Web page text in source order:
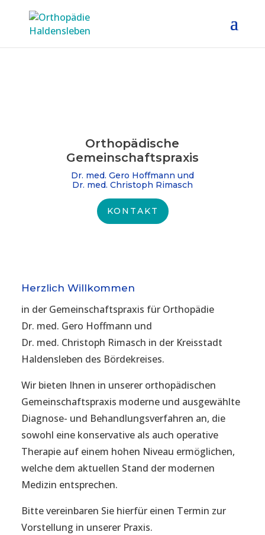
Orthopädische
Gemeinschafts­praxis
Dr. med. Gero Hoffmann und
Dr. med. Christoph Rimasch
KONTAKT
Herzlich Willkommen
in der Gemeinschaftspraxis für Orthopädie
Dr. med. Gero Hoffmann und
Dr. med. Christoph Rimasch in der Kreisstadt
Haldensleben des Bördekreises.
Wir bieten Ihnen in unserer orthopädischen
Gemeinschaftspraxis moderne und ausgewählte
Diagnose- und Behandlungsverfahren an, die
sowohl eine konservative als auch operative
Therapie auf einem hohen Niveau ermöglichen,
welche dem aktuellen Stand der modernen
Medizin entsprechen.
Bitte vereinbaren Sie hierfür einen Termin zur
Vorstellung in unserer Praxis.